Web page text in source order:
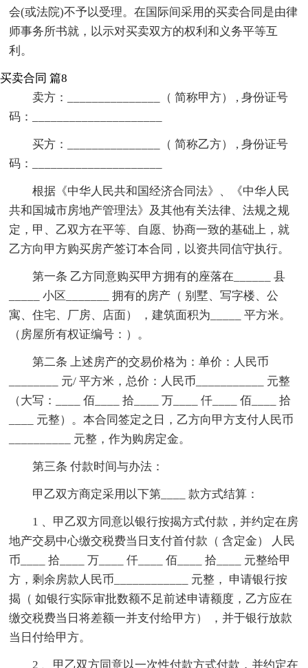
会(或法院)不予以受理。在国际间采用的买卖合同是由律
师事务所书就，以示对买卖双方的权利和义务平等互
利。
买卖合同 篇8
卖方：_______________（ 简称甲方） , 身份证号
码：_____________________
买方：_______________（ 简称乙方） , 身份证号
码：_____________________
根据《中华人民共和国经济合同法》、《中华人民
共和国城市房地产管理法》及其他有关法律、法规之规
定，甲、乙双方在平等、自愿、协商一致的基础上，就
乙方向甲方购买房产签订本合同，以资共同信守执行。
第一条 乙方同意购买甲方拥有的座落在______ 县
_____ 小区_______ 拥有的房产（ 别墅、写字楼、公
寓、住宅、厂房、店面） ，建筑面积为_____ 平方米。
（房屋所有权证编号：）。
第二条 上述房产的交易价格为：单价：人民币
________ 元/ 平方米，总价：人民币___________ 元整
（大写：____ 佰____ 拾____ 万____ 仟____ 佰____ 拾
____ 元整）。本合同签定之日，乙方向甲方支付人民币
__________ 元整，作为购房定金。
第三条 付款时间与办法：
甲乙双方商定采用以下第____ 款方式结算：
1 、甲乙双方同意以银行按揭方式付款，并约定在房
地产交易中心缴交税费当日支付首付款（ 含定金） 人民
币____ 拾____ 万____ 仟____ 佰____ 拾____ 元整给甲
方，剩余房款人民币____________ 元整， 申请银行按
揭（ 如银行实际审批数额不足前述申请额度，乙方应在
缴交税费当日将差额一并支付给甲方） ，并于银行放款
当日付给甲方。
2 、甲乙双方同意以一次性付款方式付款，并约定在